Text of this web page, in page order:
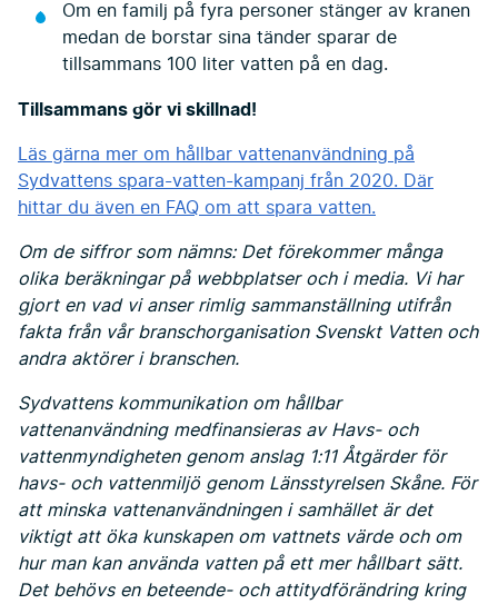
Om en familj på fyra personer stänger av kranen
medan de borstar sina tänder sparar de
tillsammans 100 liter vatten på en dag.
Tillsammans gör vi skillnad!
Läs gärna mer om hållbar vattenanvändning på
Sydvattens spara-vatten-kampanj från 2020. Där
hittar du även en FAQ om att spara vatten.
Om de siffror som nämns: Det förekommer många
olika beräkningar på webbplatser och i media. Vi har
gjort en vad vi anser rimlig sammanställning utifrån
fakta från vår branschorganisation Svenskt Vatten och
andra aktörer i branschen.
Sydvattens kommunikation om hållbar
vattenanvändning medfinansieras av Havs- och
vattenmyndigheten genom anslag 1:11 Åtgärder för
havs- och vattenmiljö genom Länsstyrelsen Skåne. För
att minska vattenanvändningen i samhället är det
viktigt att öka kunskapen om vattnets värde och om
hur man kan använda vatten på ett mer hållbart sätt.
Det behövs en beteende- och attitydförändring kring